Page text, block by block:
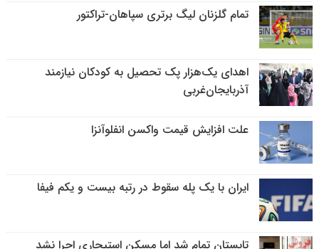
تمام گلزنان لیگ‌ برتری سپاهان-تراکتور
اهدای یک‌هزار پک تحصیل به کودکان نیازمند
آذربایجان‌غربی
علت افزایش قیمت واکسن انفلوآنزا
ایران با یک پله سقوط در رتبه بیست و یکم فیفا
تابستان تمام شد اما مسکن استیجاری اجرا نشد